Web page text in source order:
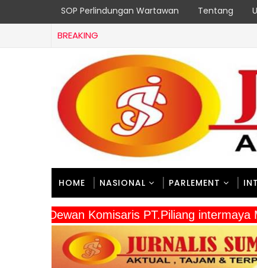
SOP Perlindungan Wartawan Tentang
BREAKING
HOME NASIONAL PARLEMENT
" Dewan Komisaris PT.Piliang